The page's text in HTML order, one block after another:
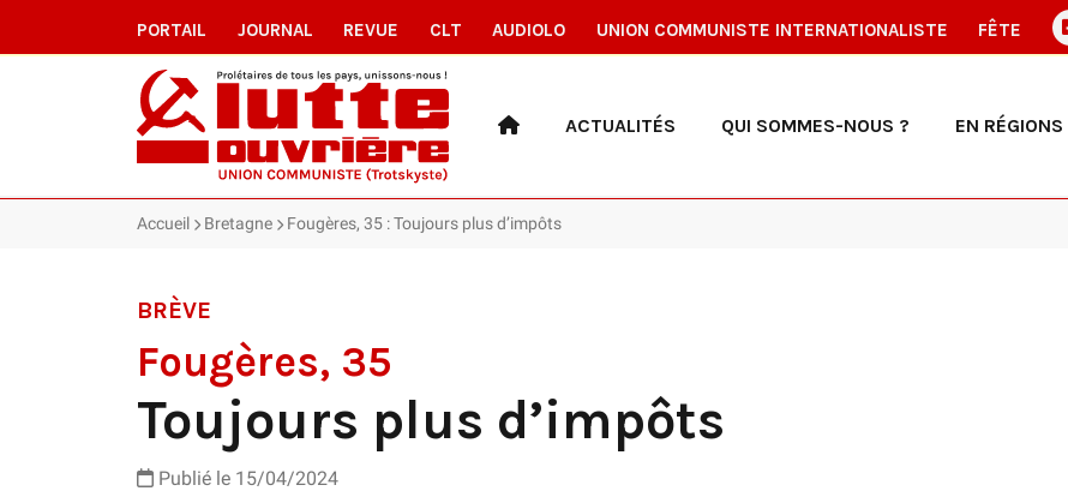
PORTAIL JOURNAL REVUE CLT AUDIOLO UNION COMMUNISTE INTERNATIONALISTE FÊTE
ACTUALITÉS QUI SOMMES-NOUS ? EN RÉGIONS
Accueil Bretagne Fougères, 35 : Toujours plus d’impôts
BRÈVE
Fougères, 35
Toujours plus d’impôts
Publié le 15/04/2024